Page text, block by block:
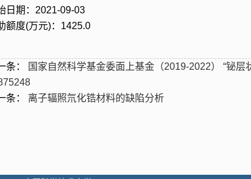
日期：2021-09-03
额度(万元)：1425.0
条：
国家自然科学基金委面上基金（2019-2022） “铋
条： 离子辐照氘化锆材料的缺陷分析